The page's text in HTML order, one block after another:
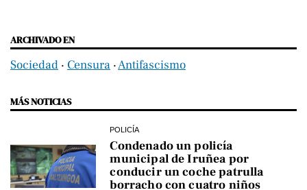
ARCHIVADO EN
Sociedad ‧ Censura ‧Antifascismo
MÁS NOTICIAS
POLICÍA
Condenado un policía
municipal de Iruñea por
conducir un coche patrulla
borracho con cuatro niños